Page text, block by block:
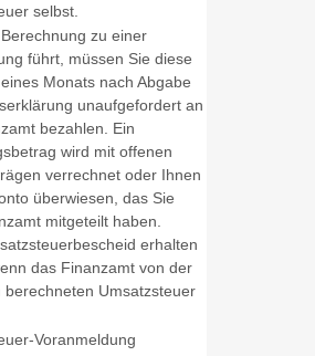
selbst.
zu einer
führt, müssen Sie diese
Monats nach Abgabe
unaufgefordert an
bezahlen. Ein
wird mit offenen
verrechnet oder Ihnen
überwiesen, das Sie
mitgeteilt haben.
erhalten
das Finanzamt von der
berechneten Umsatzsteuer
Voranmeldung